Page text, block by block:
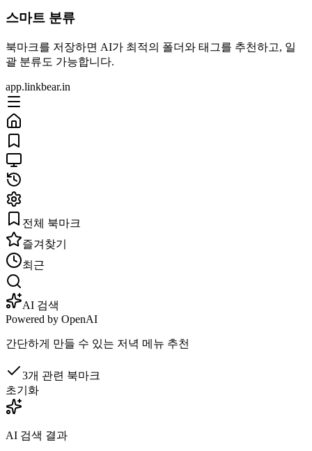
스마트 분류
북마크를 저장하면 AI가 최적의 폴더와 태그를 추천하고, 일
괄 분류도 가능합니다.
app.linkbear.in
전체 북마크
즐겨찾기
최근
AI 검색
Powered by OpenAI
간단하게 만들 수 있는 저녁 메뉴 추천
3개 관련 북마크
초기화
AI 검색 결과